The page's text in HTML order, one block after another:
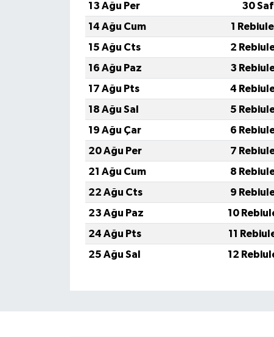
13 Ağu Per
30
14 Ağu Cum
1
15 Ağu Cts
2
16 Ağu Paz
3
17 Ağu Pts
4
18 Ağu Sal
5
19 Ağu Çar
6
20 Ağu Per
7
21 Ağu Cum
8
22 Ağu Cts
9
23 Ağu Paz
10
24 Ağu Pts
11
25 Ağu Sal
12